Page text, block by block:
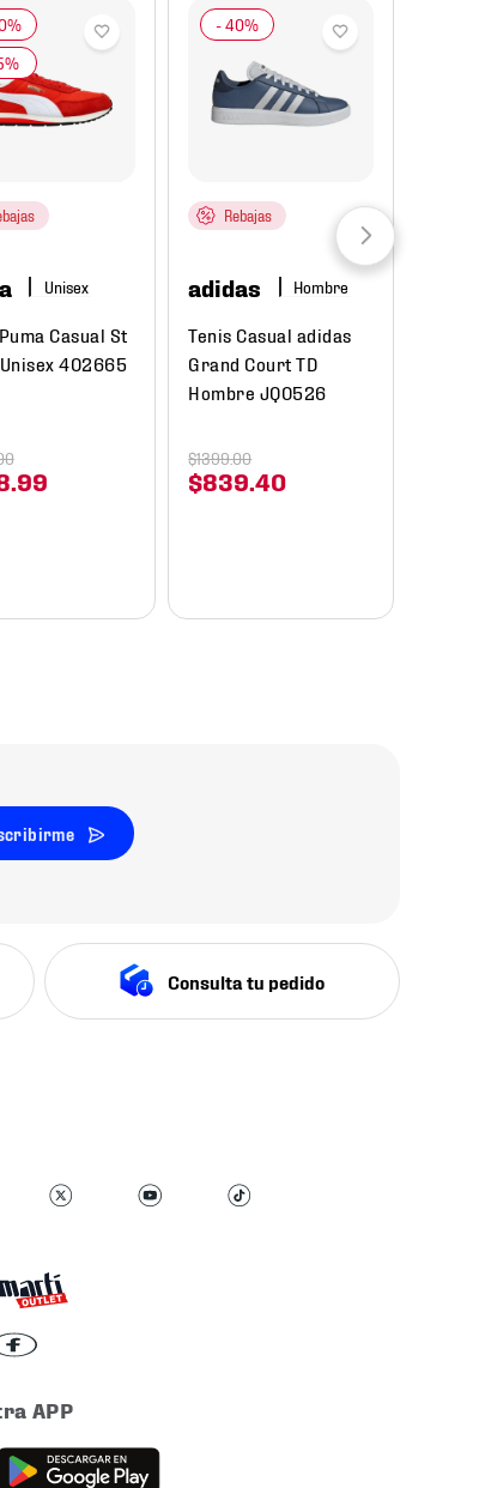
Casual St
402665
99
Rebajas
adidas Hombre
Tenis Casual adidas
Grand Court TD
Hombre JQ0526
$839 .40
$1399.00
Consulta tu pedido
APP